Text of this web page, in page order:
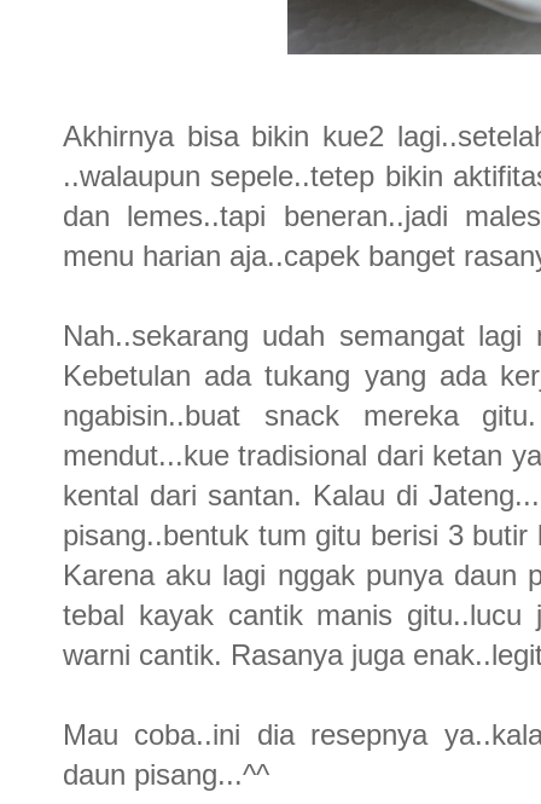
Akhirnya bisa bikin kue2
..walaupun sepele..tetep bikin
dan lemes..tapi beneran..jadi
menu harian aja..capek banget
Nah..sekarang udah semangat
Kebetulan ada tukang yang ada
ngabisin..buat snack mereka
mendut...kue tradisional dari ketan
kental dari santan. Kalau di
pisang..bentuk tum gitu berisi 3
Karena aku lagi nggak punya daun
tebal kayak cantik manis gitu..lucu
warni cantik. Rasanya juga
Mau coba..ini dia resepnya
daun pisang...^^